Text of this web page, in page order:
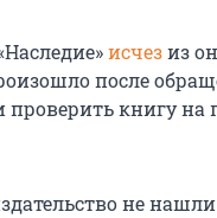
исчезиз
после
книгу на
не нашли